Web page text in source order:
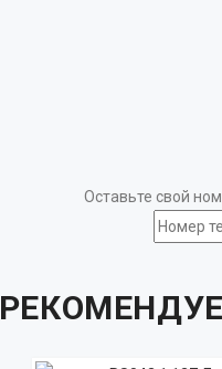
Оставьте свой